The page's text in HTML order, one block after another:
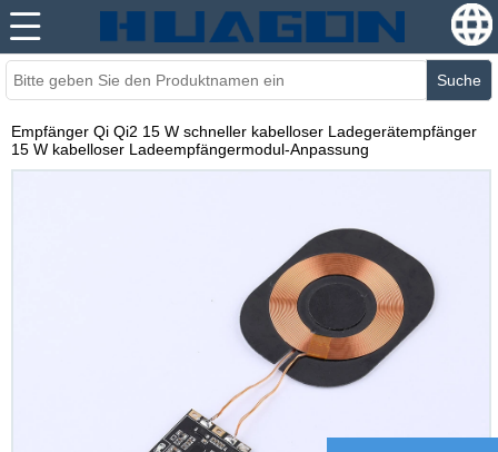
Suche
Empfänger Qi Qi2 15 W schneller kabelloser Ladegerätempfänger
15 W kabelloser Ladeempfängermodul-Anpassung